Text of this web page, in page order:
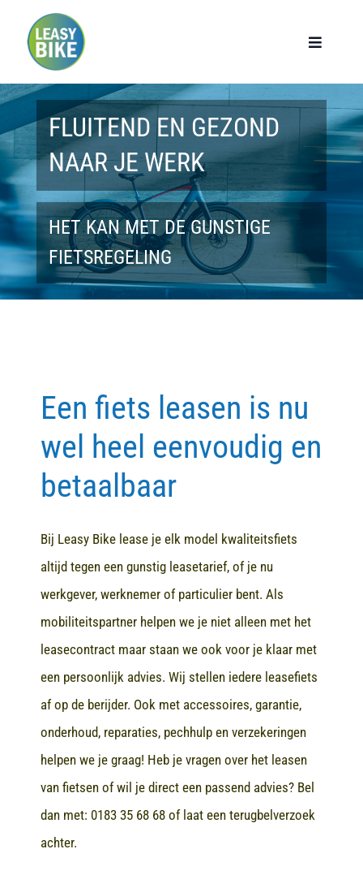
Toggle
Home
Werknemers
Werkgevers
Privé lease
Modellen
Contact
FLUITEND EN GEZOND
NAAR JE WERK
HET KAN MET DE GUNSTIGE
FIETSREGELING
Een fiets leasen is nu
wel heel eenvoudig en
betaalbaar
Bij Leasy Bike lease je elk model kwaliteitsfiets
altijd tegen een gunstig leasetarief, of je nu
werkgever, werknemer of particulier bent. Als
mobiliteitspartner helpen we je niet alleen met het
leasecontract maar staan we ook voor je klaar met
een persoonlijk advies. Wij stellen iedere leasefiets
af op de berijder. Ook met accessoires, garantie,
onderhoud, reparaties, pechhulp en verzekeringen
helpen we je graag! Heb je vragen over het leasen
van fietsen of wil je direct een passend advies? Bel
dan met: 0183 35 68 68of laat een terugbelverzoek
achter.